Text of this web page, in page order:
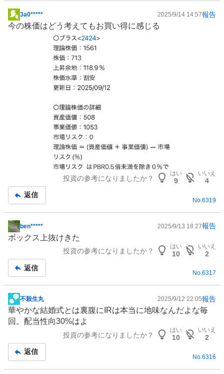
掲
示
3a0***** 2025/9/14 14:57報告
今の株価はどう考えてもお買い得に感じる
投資の参考になりましたか？
はい
9
いいえ
4
返信
No.6319
掲
示
事
ben***** 2025/9/13 18:27報告
ボックス上抜けきた
投資の参考になりましたか？
はい
10
いいえ
2
返信
No.6317
掲
示
板
不殺生丸 2025/9/12 22:05報告
華やかな結婚式とは裏腹に IRは本当に地味なんだよな毎
回。配当性向30%はよ
投資の参考になりましたか？
はい
10
いいえ
2
返信
No.6316